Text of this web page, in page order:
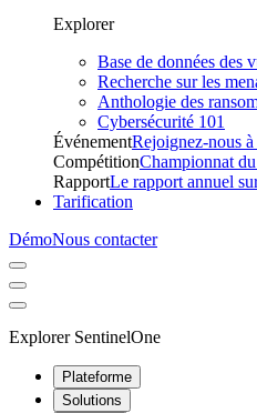
Explorer
Base de données des
Recherche sur les
Anthologie des
Cybersécurité 101
ÉvénementRejoignez-nous
CompétitionChampionnat
RapportLe rapport annuel
Tarification
DémoNous contacter
Explorer SentinelOne
Plateforme
Solutions